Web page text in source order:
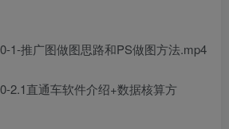
1-推广图做图思路和PS做图方法.mp4
2.1直通车软件介绍+数据核算方